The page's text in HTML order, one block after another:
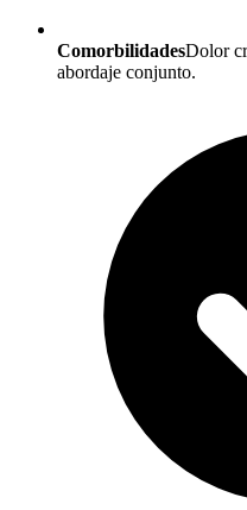
ComorbilidadesDolor
abordaje conjunto.